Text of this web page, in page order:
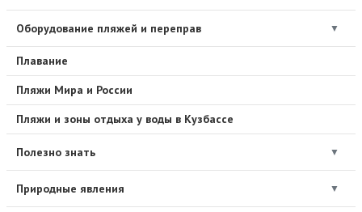
Оборудование пляжей и переправ ▼
Плавание
Пляжи Мира и России
Пляжи и зоны отдыха у воды в Кузбассе
Полезно знать ▼
Природные явления ▼